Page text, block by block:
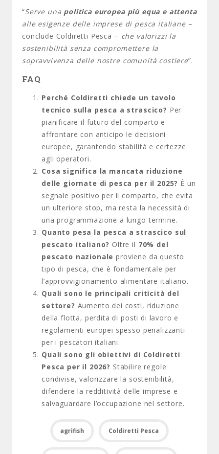
“Serve una politica europea più equa e attenta
alle esigenze delle imprese di pesca italiane–
conclude Coldiretti Pesca – che valorizzi la
sostenibilità senza compromettere la
sopravvivenza delle nostre comunità costiere”.
FAQ
Perché Coldiretti chiede un tavolo
tecnico sulla pesca a strascico? Per
pianificare il futuro del comparto e
affrontare con anticipo le decisioni
europee, garantendo stabilità e certezze
agli operatori.
Cosa significa la mancata riduzione
delle giornate di pesca per il 2025? È un
segnale positivo per il comparto, che evita
un ulteriore stop, ma resta la necessità di
una programmazione a lungo termine.
Quanto pesa la pesca a strascico sul
pescato italiano? Oltre il 70% del
pescato nazionale proviene da questo
tipo di pesca, che è fondamentale per
l’approvvigionamento alimentare italiano.
Quali sono le principali criticità del
settore? Aumento dei costi, riduzione
della flotta, perdita di posti di lavoro e
regolamenti europei spesso penalizzanti
per i pescatori italiani.
Quali sono gli obiettivi di Coldiretti
Pesca per il 2026? Stabilire regole
condivise, valorizzare la sostenibilità,
difendere la redditività delle imprese e
salvaguardare l’occupazione nel settore.
agrifish Coldiretti Pesca